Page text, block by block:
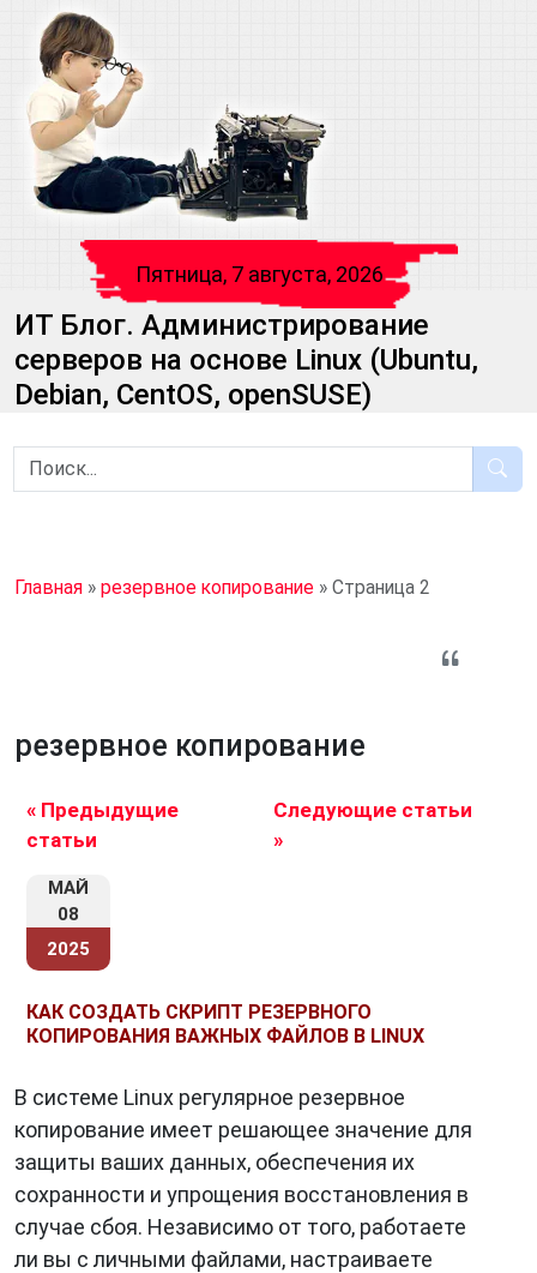
Пятница, 7 августа, 2026
ИТ Блог. Администрирование
серверов на основе Linux (Ubuntu,
Debian, CentOS, openSUSE)
Главная » резервное копирование » Страница 2
резервное копирование
« Предыдущие
статьи
Следующие статьи
»
МАЙ
08
2025
КАК СОЗДАТЬ СКРИПТ РЕЗЕРВНОГО
КОПИРОВАНИЯ ВАЖНЫХ ФАЙЛОВ В LINUX
В системе Linux регулярное резервное
копирование имеет решающее значение для
защиты ваших данных, обеспечения их
сохранности и упрощения восстановления в
случае сбоя. Независимо от того, работаете
ли вы с личными файлами, настраиваете